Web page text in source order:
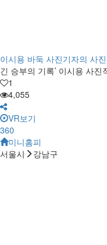
이시용 바둑 사진기자의 사
긴 승부의 기록’ 이시용 사진
1
4,055
VR보기
360
미니홈피
서울시
강남구